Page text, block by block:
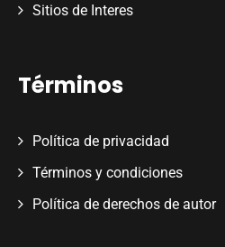
Sitios de Interes
Términos
Política de privacidad
Términos y condiciones
Política de derechos de autor